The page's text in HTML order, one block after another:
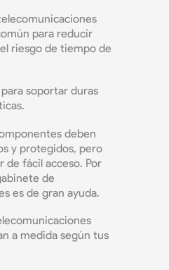
para reducir
riesgo de tiempo de
soportar duras
deben
y protegidos, pero
de fácil acceso. Por
de
es de gran ayuda.
a medida según tus